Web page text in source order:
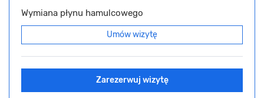
Wymiana płynu hamulcowego
Umów wizytę
Zarezerwuj wizytę